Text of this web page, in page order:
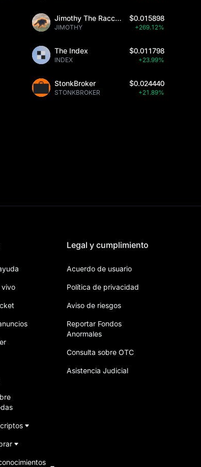
Jimothy The Raccoon
JIMOTHY
$0.015898
+269.12%
The Index
INDEX
$0.011798
+23.99%
StonkBroker
STONKBROKER
$0.024440
+21.89%
vivo
Legal y cumplimiento
Acuerdo de usuario
Política de privacidad
Aviso de riesgos
Reportar Fondos
Anormales
Consulta sobre OTC
Asistencia Judicial